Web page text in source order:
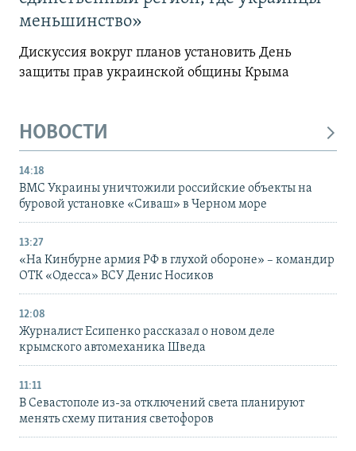
меньшинство»
Дискуссия вокруг планов установить День
защиты прав украинской общины Крыма
НОВОСТИ
14:18
ВМС Украины уничтожили российские объекты на
буровой установке «Сиваш» в Черном море
13:27
«На Кинбурне армия РФ в глухой обороне» – командир
ОТК «Одесса» ВСУ Денис Носиков
12:08
Журналист Есипенко рассказал о новом деле
крымского автомеханика Шведа
11:11
В Севастополе из-за отключений света планируют
менять схему питания светофоров